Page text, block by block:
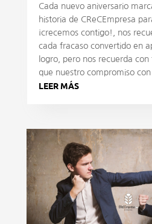
Cada nuevo aniversario
historia de CReCEmpresa
¡crecemos contigo!, nos
cada fracaso convertido en
logro, pero nos recuerda
que nuestro compromiso con
LEER MÁS